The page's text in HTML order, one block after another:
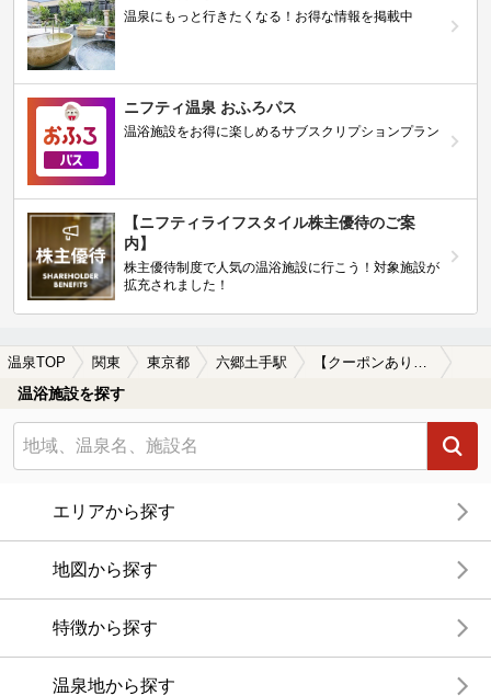
温泉にもっと行きたくなる！お得な情報を掲載中
ニフティ温泉 おふろパス
温浴施設をお得に楽しめるサブスクリプションプラン
【ニフティライフスタイル株主優待のご案
内】
株主優待制度で人気の温浴施設に行こう！対象施設が
拡充されました！
温泉TOP 関東 東京都 六郷土手駅
温浴施設を探す
エリアから探す
地図から探す
特徴から探す
温泉地から探す